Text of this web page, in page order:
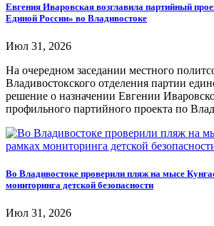
Евгения Иваровская возглавила партийный
Единой России» во Владивостоке
Июл 31, 2026
На очередном заседании местного
Владивостокского отделения партии
решение о назначении Евгении
профильного партийного проекта по
Во Владивостоке проверили пляж на мысе
мониторинга детской безопасности
Июл 31, 2026